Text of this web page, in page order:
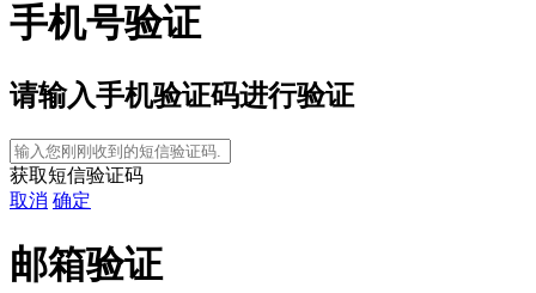
手机号验证
请输入手机验证码进行验证
获取短信验证码
取消 确定
邮箱验证